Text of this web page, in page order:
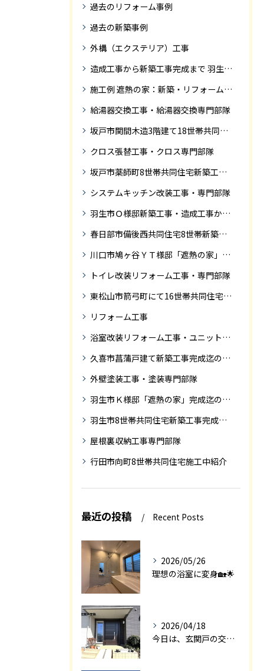
過去のリフォーム事例
過去の新築事例
外構（エクステリア）工事
造成工事から新築工事完成まで 羽生市Ｓ様邸新築工事・
施工例 遮熱の家：新築・リフォーム ドローンにて空撮
給湯器交換工事・給湯器交換専門部隊
坂戸市関間木造3階建て18世帯共同住宅の完成迄紹介
クロス張替工事・クロス専門部隊
坂戸市薬師町8世帯共同住宅新築工事完成迄の紹介です
システムキッチン改装工事・専門部隊
羽生市Ｏ様邸新築工事・造成工事から住宅完成までの紹介
春日部市備後西共同住宅8世帯新築工事完成迄の紹介です。
川口市鳩ヶ谷ＹＴ様邸「遮熱の家」工事状況
トイレ改装リフォーム工事・専門部隊
東松山市箭弓町にて16世帯共同住宅新築工事完成迄の紹介です。
リフォーム工事
浴室改装リフォーム工事・ユニットバス専門部隊
久喜市菖蒲戸建て新築工事完成迄の紹介
外壁塗装工事・塗装専門部隊
羽生市Ｋ様邸「遮熱の家」完成迄の紹介です
羽生市8世帯共同住宅新築工事完成迄の紹介
屋根裏収納工事専門部隊
行田市向町8世帯共同住宅施工中紹介
最近の投稿 Recent Posts
2026/05/26
理想の浴室に変身🏡🌟
2026/04/18
今日は、玄関戸の交換工事をご紹介します🚪✨。